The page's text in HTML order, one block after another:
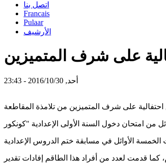
اتصل بنا
Francais
Pulaar
الأرشيف
على شرف المتميزين
أحد, 2016/10/30 - 23:43